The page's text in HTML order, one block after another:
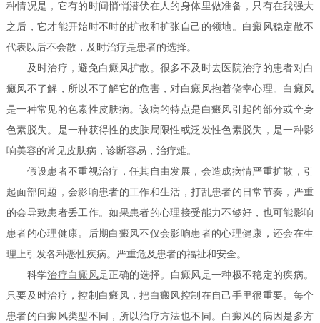
种情况是，它有的时间悄悄潜伏在人的身体里做准备，只有在我强大
之后，它才能开始时不时的扩散和扩张自己的领地。白癜风稳定散不
代表以后不会散，及时治疗是患者的选择。
及时治疗，避免白癜风扩散。很多不及时去医院治疗的患者对白
癜风不了解，所以不了解它的危害，对白癜风抱着侥幸心理。白癜风
是一种常见的色素性皮肤病。该病的特点是白癜风引起的部分或全身
色素脱失。是一种获得性的皮肤局限性或泛发性色素脱失，是一种影
响美容的常见皮肤病，诊断容易，治疗难。
假设患者不重视治疗，任其自由发展，会造成病情严重扩散，引
起面部问题，会影响患者的工作和生活，打乱患者的日常节奏，严重
的会导致患者丢工作。如果患者的心理接受能力不够好，也可能影响
患者的心理健康。后期白癜风不仅会影响患者的心理健康，还会在生
理上引发各种恶性疾病。严重危及患者的福祉和安全。
科学治疗白癜风是正确的选择。白癜风是一种极不稳定的疾病。
只要及时治疗，控制白癜风，把白癜风控制在自己手里很重要。每个
患者的白癜风类型不同，所以治疗方法也不同。白癜风的病因是多方